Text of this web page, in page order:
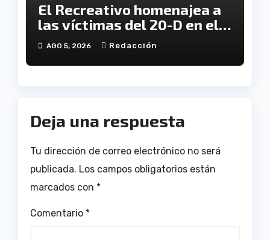
El Recreativo homenajea a
las víctimas del 20-D en el
XX aniversario de la
tragedia
AGO 5, 2026 Redacción
Deja una respuesta
Tu dirección de correo electrónico no será
publicada. Los campos obligatorios están
marcados con *
Comentario *